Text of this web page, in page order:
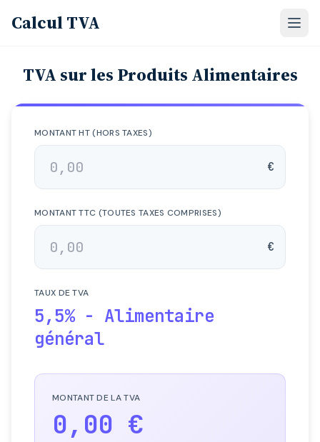
Calcul TVA
TVA sur les Produits Alimentaires
MONTANT HT (HORS TAXES)
€
MONTANT TTC (TOUTES TAXES COMPRISES)
€
TAUX DE TVA
5,5% - Alimentaire
général
MONTANT DE LA TVA
0,00 €